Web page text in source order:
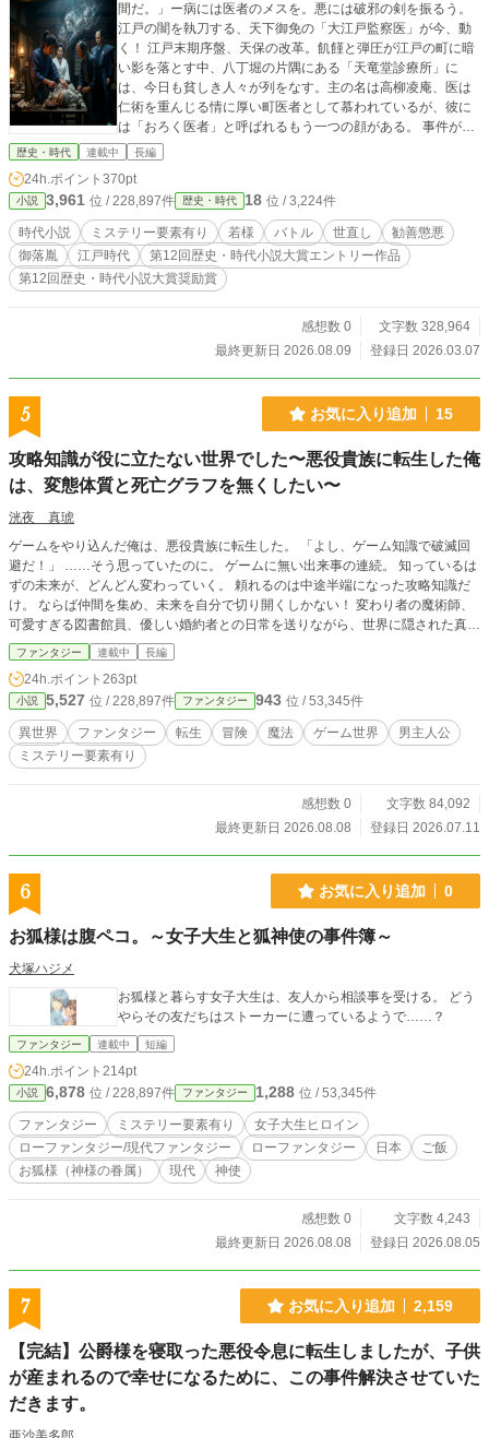
間だ。」ー病には医者のメスを。悪には破邪の剣を振るう。
江戸の闇を執刀する、天下御免の「大江戸監察医」が今、動
く！ 江戸末期序盤、天保の改革。飢饉と弾圧が江戸の町に暗
い影を落とす中、八丁堀の片隅にある「天竜堂診療所」に
は、今日も貧しき人々が列をなす。主の名は高柳凌庵、医は
仁術を重んじる情に厚い町医者として慕われているが、彼に
は「おろく医者」と呼ばれるもう一つの顔がある。 事件が発
生した時、凌庵の姿は小石川養生所の奥深き聖域「不帰ノ
る。死者の無念を解き明かす、江戸唯一の「監察医」として
の姿だ。時に死骸を検分して真相を探り、役人と共に事件の
真実を見届ける、それが凌庵の役目だ。 そんな凌雲は重大な
秘密を抱えている。大御所ー即ち先代の将軍が、市井に開業
する医家の娘と恋に落ちた末、密かに生を受けた「将軍家の
落胤」という宿命だ。事件を通じ素性が明るみになり、徳川
生きる道を選んだ。それが高柳凌庵こと松平源七郎斉勝の今
し、死の裏側に潜むのは、法の手が届かぬ巨悪の影……。 難
事件には江戸時代の法医学書「無冤録述」、人の命を軽んじ
る悪には破邪の秘剣を振るう。 かつて捨てたはずの「葵の御
る！ 時代小説の枠を超えた圧倒的スケールで贈る、痛快”メデ
ィカル”娯楽時代活劇、堂々開幕！ アルファポリス第12回歴
歴史・時代 連載中 長編
24h.ポイント 370pt
小説 3,961 位 / 228,897件 歴史・時代 18 位 / 3,224件
時代小説 ミステリー要素有り 若様 バトル 世直し
勧善懲悪
御落胤
江戸時代
第12回歴史・時代小説大賞エントリー作品
第12回歴史・時代小説大賞奨励賞
感想数 0
文字数 328,964
最終更新日 2026.08.09
登録日 2026.03.07
5 お気に入り追加 15
攻略知識が役に立たない世界でした〜悪役貴族に転生した俺
は、変態体質と死亡グラフを無くしたい〜
洸夜 真琥
ゲームをやり込んだ俺は、悪役貴族に転生した。 「よし、ゲーム知識で破滅回
避だ！」 ……そう思っていたのに。 ゲームに無い出来事の連続。 知っているは
ずの未来が、どんどん変わっていく。 頼れるのは中途半端になった攻略知識だ
け。 ならば仲間を集め、未来を自分で切り開くしかない！ 変わり者の魔術師、
可愛すぎる図書館員、優しい婚約者との日常を送りながら、世界に隠された真実
へ迫っていく。 攻略知識が通用しない世界を生き抜く、異世界転生ファンタジ
ー！ 小説家になろうでも投稿しています。
ファンタジー 連載中 長編
24h.ポイント 263pt
小説 5,527 位 / 228,897件 ファンタジー 943 位 / 53,345件
異世界 ファンタジー 転生 冒険 魔法 ゲーム世界
男主人公
ミステリー要素有り
感想数 0
文字数 84,092
最終更新日 2026.08.08
登録日 2026.07.11
6 お気に入り追加 0
お狐様は腹ペコ。～女子大生と狐神使の事件簿～
犬塚ハジメ
お狐様と暮らす女子大生は、友人から相談事を受ける。 どう
やらその友だちはストーカーに遭っているようで……？
ファンタジー 連載中 短編
24h.ポイント 214pt
小説 6,878 位 / 228,897件 ファンタジー 1,288 位 / 53,345件
ファンタジー ミステリー要素有り
女子大生ヒロイン
ローファンタジー/現代ファンタジー
ローファンタジー 日本
ご飯
お狐様（神様の眷属）
現代 神使
感想数 0
文字数 4,243
最終更新日 2026.08.08
登録日 2026.08.05
7 お気に入り追加 2,159
【完結】公爵様を寝取った悪役令息に転生しましたが、子供
が産まれるので幸せになるために、この事件解決させていた
だきます。